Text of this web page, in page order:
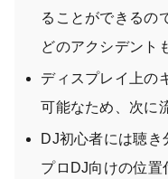
ることができるの
どのアクシデント
ディスプレイ上の
可能なため、次に
DJ初心者には聴き
プロDJ向けの位